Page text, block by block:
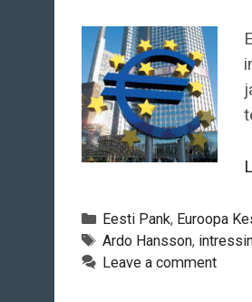
Categories
Eesti Pank, Euroopa
Tags
Ardo Hansson,
Leave a comment